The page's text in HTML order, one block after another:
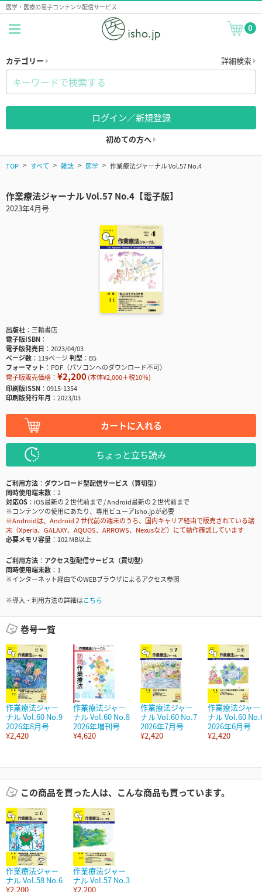
医学・医療の電子コンテンツ配信サービス
0
カテゴリー 詳細検索
ログイン／新規登録
初めての方へ
TOP すべて 雑誌 医学 作業療法ジャーナル Vol.57 No.4
作業療法ジャーナル Vol.57 No.4【電子版】
2023年4月号
出版社
三輪書店
電子版ISBN
電子版発売日
2023/04/03
ページ数
119ページ判型
B5
フォーマット
PDF（パソコンへのダウンロード不可）
電子版販売価格： ¥2,200(本体¥2,000＋税10％)
印刷版ISSN
0915-1354
印刷版発行年月
2023/03
カートに入れる
ちょっと立ち読み
ご利用方法
ダウンロード型配信サービス（買切型）
同時使用端末数
2
対応OS
iOS最新の２世代前まで / Android最新の２世代前まで
※コンテンツの使用にあたり、専用ビューアisho.jpが必要
※Androidは、Android２世代前の端末のうち、国内キャリア経由で販売されている端
末（Xperia、GALAXY、AQUOS、ARROWS、Nexusなど）にて動作確認しています
必要メモリ容量
102 MB以上
ご利用方法
アクセス型配信サービス（買切型）
同時使用端末数
1
※インターネット経由でのWEBブラウザによるアクセス参照
※導入・利用方法の詳細はこちら
巻号一覧
作業療法ジャー
ナル Vol.60 No.9
2026年8月号
¥2,420
作業療法ジャー
ナル Vol.60 No.8
2026年増刊号
¥4,620
作業療法ジャー
ナル Vol.60 No.7
2026年7月号
¥2,420
作業療法ジャー
ナル Vol.60
2026年6月号
¥2,420
この商品を買った人は、こんな商品も買っています。
作業療法ジャー
ナル Vol.58 No.6
¥2,200
作業療法ジャー
ナル Vol.57 No.3
¥2,200